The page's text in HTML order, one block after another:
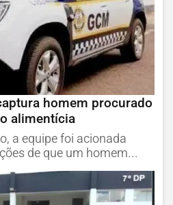
homem procurado
alimentícia
a equipe foi acionada
de que um homem...